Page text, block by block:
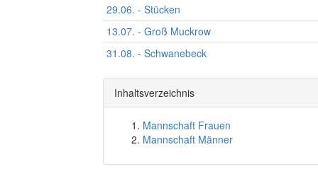
29.06. - Stücken
13.07. - Groß Muckrow
31.08. - Schwanebeck
Inhaltsverzeichnis
Mannschaft Frauen
Mannschaft Männer